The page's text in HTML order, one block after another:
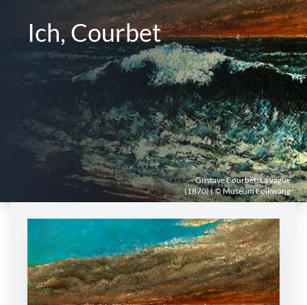
Ich, Courbet
Gustave Courbet: La vague
(1870) | © Museum Folkwang